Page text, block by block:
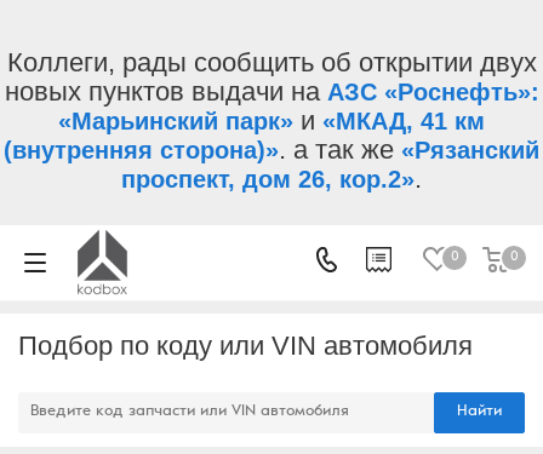
Коллеги, рады сообщить об открытии двух
новых пунктов выдачи на АЗС «Роснефть»:
«Марьинский парк» и «МКАД, 41 км
(внутренняя сторона)». а так же «Рязанский
проспект, дом 26, кор.2».
0 0
Подбор по коду или VIN автомобиля
Найти